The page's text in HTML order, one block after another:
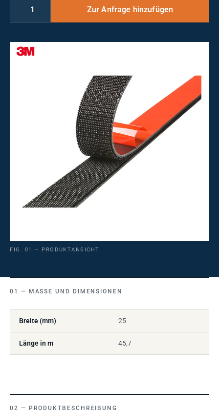
FIG. 01 — PRODUKTANSICHT
MASSE UND DIMENSIONEN
Breite (mm) 25
Länge in m 45,7
PRODUKTBESCHREIBUNG